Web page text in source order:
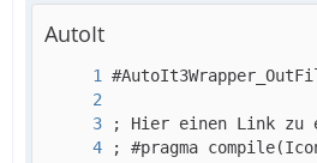
AutoIt